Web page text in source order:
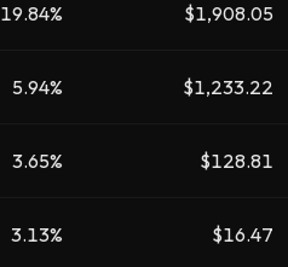
19.84% $1,908.05
5.94% $1,233.22
3.65% $128.81
3.13% $16.47